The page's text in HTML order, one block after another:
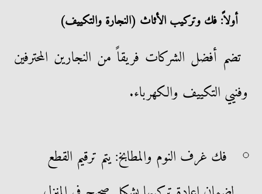
أولاً: فك وتركيب الأثاث (النجارة والتكييف)
تضم أفضل الشركات فريقاً من النجارين المحترفين
وفنيي التكييف والكهرباء.
فك غرف النوم والمطابخ: يتم ترقيم القطع